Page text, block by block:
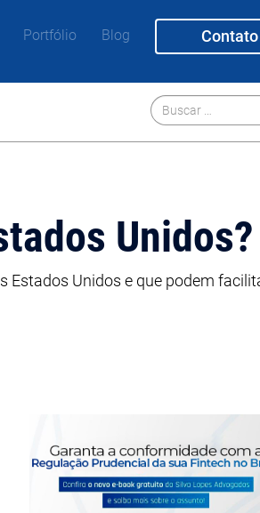
Portfólio Blog Contato
Unidos?
Estados Unidos e que podem